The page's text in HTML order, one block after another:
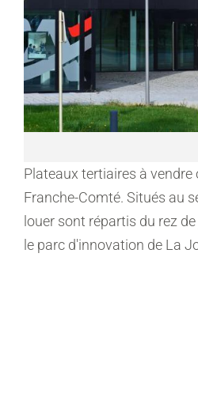
Plateaux tertiaires à vendre
Franche-Comté. Situés au
louer sont répartis du rez
le parc d'innovation de La